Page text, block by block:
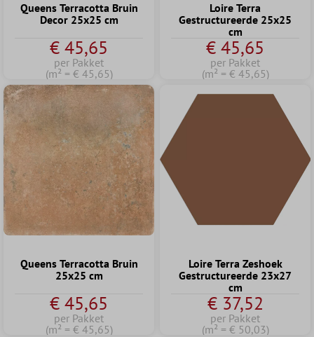
Queens Terracotta Bruin
Decor 25x25 cm
€ 45,65
per Pakket
(m² = € 45,65)
Loire Terra
Gestructureerde 25x25
cm
€ 45,65
per Pakket
(m² = € 45,65)
Queens Terracotta Bruin
25x25 cm
€ 45,65
per Pakket
(m² = € 45,65)
Loire Terra Zeshoek
Gestructureerde 23x27
cm
€ 37,52
per Pakket
(m² = € 50,03)